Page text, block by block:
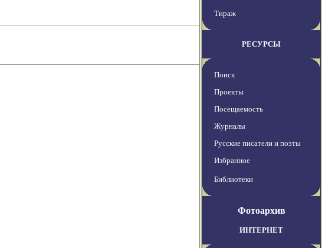
Тираж
РЕСУРСЫ
Поиск
Проекты
Посещаемость
Журналы
Русские писатели и поэты
Избранное
Библиотеки
Фотоархив
ИНТЕРНЕТ